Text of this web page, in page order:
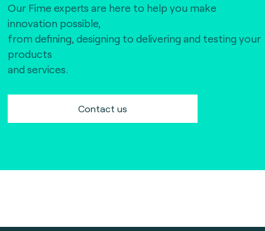
Our Fime experts are here to help you make
innovation possible,
from defining, designing to delivering and testing your
products
and services.
Contact us